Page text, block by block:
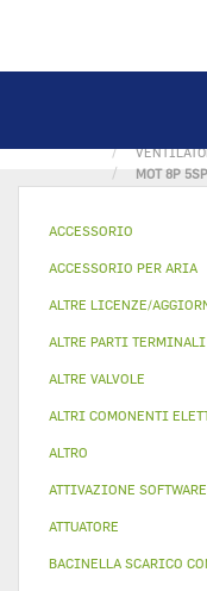
MOT 8P
ACCESSORIO
ACCESSORIO PER ARIA
ALTRE LICENZE/
ALTRE PARTI TERMINALI
ALTRE VALVOLE
ALTRI COMONENTI
ALTRO
ATTIVAZIONE SOFTWARE
ATTUATORE
BACINELLA SCARICO